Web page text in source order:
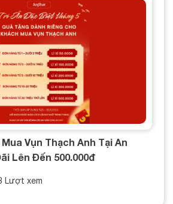
Vụn Thạch Anh Tại An
Lên Đến 500.000đ
Lượt xem